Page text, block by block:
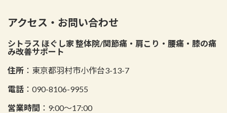
アクセス・お問い合わせ
シトラス ほぐし家 整体院/関節痛・肩こり・腰痛・膝の痛
み改善サポート
住所 ：東京都羽村市小作台3-13-7
電話 ：090-8106-9955
営業時間 ：9:00〜17:00